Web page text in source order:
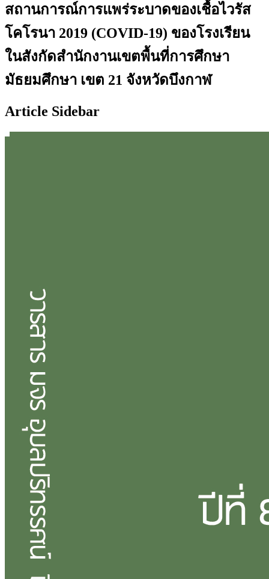
สถานการณ์การแพร่ระบาดของเชื้อไวรัส
โคโรนา 2019 (COVID-19) ของโรงเรียน
ในสังกัดสำนักงานเขตพื้นที่การศึกษา
มัธยมศึกษา เขต 21 จังหวัดบึงกาฬ
Article Sidebar